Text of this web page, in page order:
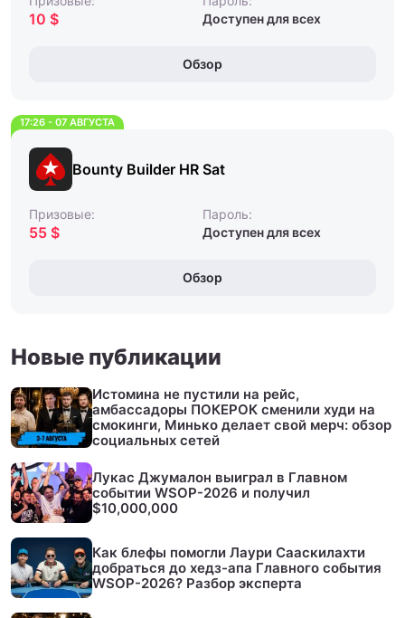
10 $
Доступен для всех
Обзор
17:26 - 07 АВГУСТА
Bounty Builder HR Sat
Призовые:
55 $
Пароль:
Доступен для всех
Обзор
Новые публикации
Истомина не пустили на рейс,
амбассадоры ПОКЕРОК сменили худи на
смокинги, Минько делает свой мерч: обзор
социальных сетей
Лукас Джумалон выиграл в Главном
событии WSOP-2026 и получил
$10,000,000
Как блефы помогли Лаури Сааскилахти
добраться до хедз-апа Главного события
WSOP-2026? Разбор эксперта